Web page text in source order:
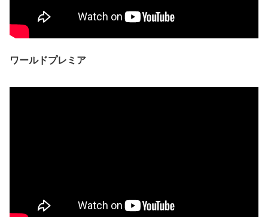
ワールドプレミア